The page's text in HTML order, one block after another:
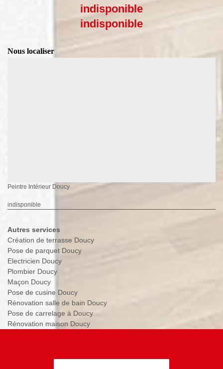
indisponible
indisponible
Nous localiser
Peintre Intérieur Doucy
indisponible
Autres services
Création de terrasse Doucy
Pose de parquet Doucy
Electricien Doucy
Plombier Doucy
Maçon Doucy
Pose de cusine Doucy
Rénovation salle de bain Doucy
Pose de carrelage à Doucy
Rénovation maison Doucy